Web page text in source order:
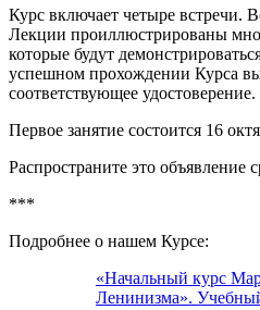
Курс включает четыре встречи.
Лекции проиллюстрированы
которые будут
успешном прохождении Курса
соответствующее удостоверение.
Первое занятие состоится 16
Распространите это объявление
***
Подробнее о нашем Курсе:
«Начальный курс
Ленинизма».